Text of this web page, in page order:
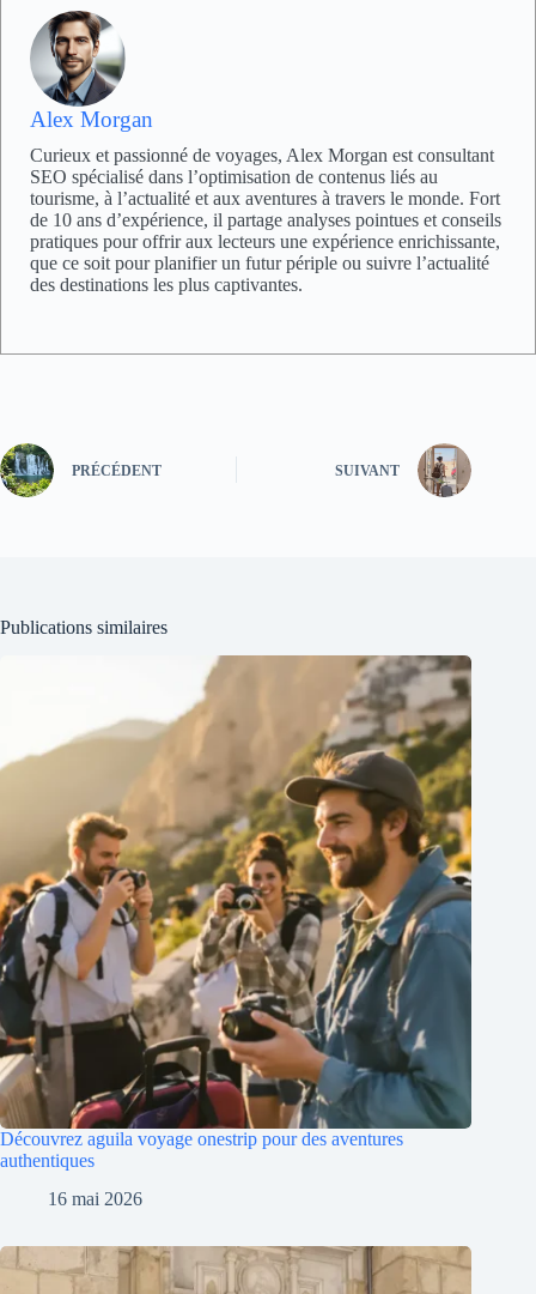
Alex Morgan
Curieux et passionné de voyages, Alex Morgan est consultant
SEO spécialisé dans l’optimisation de contenus liés au
tourisme, à l’actualité et aux aventures à travers le monde. Fort
de 10 ans d’expérience, il partage analyses pointues et conseils
pratiques pour offrir aux lecteurs une expérience enrichissante,
que ce soit pour planifier un futur périple ou suivre l’actualité
des destinations les plus captivantes.
PRÉCÉDENT SUIVANT
Publications similaires
Découvrez aguila voyage onestrip pour des aventures
authentiques
16 mai 2026